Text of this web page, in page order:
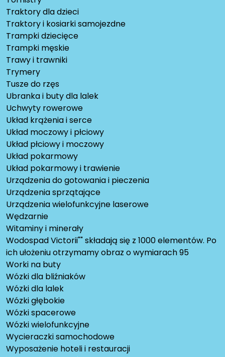
Traktory dla dzieci
Traktory i kosiarki samojezdne
Trampki dziecięce
Trampki męskie
Trawy i trawniki
Trymery
Tusze do rzęs
Ubranka i buty dla lalek
Uchwyty rowerowe
Układ krążenia i serce
Układ moczowy i płciowy
Układ płciowy i moczowy
Układ pokarmowy
Układ pokarmowy i trawienie
Urządzenia do gotowania i pieczenia
Urządzenia sprzątające
Urządzenia wielofunkcyjne laserowe
Wędzarnie
Witaminy i minerały
Wodospad Victorii"" składają się z 1000 elementów. Po
ich ułożeniu otrzymamy obraz o wymiarach 95
Worki na buty
Wózki dla bliźniaków
Wózki dla lalek
Wózki głębokie
Wózki spacerowe
Wózki wielofunkcyjne
Wycieraczki samochodowe
Wyposażenie hoteli i restauracji